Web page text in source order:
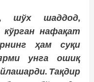
шўх шаддод,
нафақат
ҳам суқи
унга ошиқ
Тақдир